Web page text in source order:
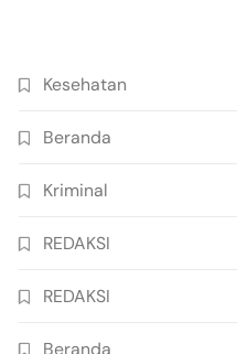
Kesehatan
Beranda
Kriminal
REDAKSI
REDAKSI
Beranda